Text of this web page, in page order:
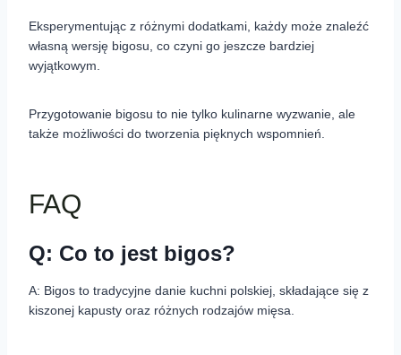
Eksperymentując z różnymi dodatkami, każdy może znaleźć
własną wersję bigosu, co czyni go jeszcze bardziej
wyjątkowym.
Przygotowanie bigosu to nie tylko kulinarne wyzwanie, ale
także możliwości do tworzenia pięknych wspomnień.
FAQ
Q: Co to jest bigos?
A: Bigos to tradycyjne danie kuchni polskiej, składające się z
kiszonej kapusty oraz różnych rodzajów mięsa.